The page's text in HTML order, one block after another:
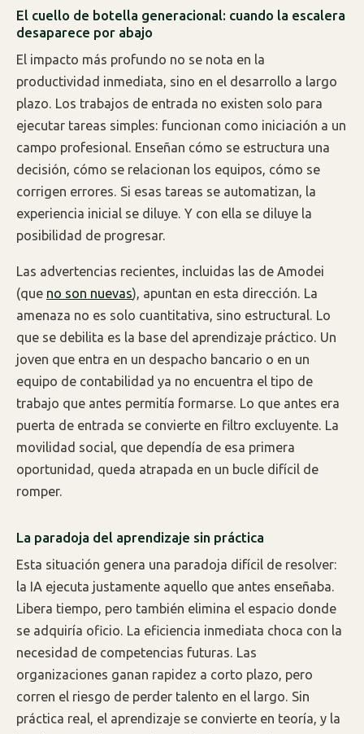
El cuello de botella generacional: cuando la escalera
desaparece por abajo
El impacto más profundo no se nota en la
productividad inmediata, sino en el desarrollo a largo
plazo. Los trabajos de entrada no existen solo para
ejecutar tareas simples: funcionan como iniciación a un
campo profesional. Enseñan cómo se estructura una
decisión, cómo se relacionan los equipos, cómo se
corrigen errores. Si esas tareas se automatizan, la
experiencia inicial se diluye. Y con ella se diluye la
posibilidad de progresar.
Las advertencias recientes, incluidas las de Amodei
(que no son nuevas), apuntan en esta dirección. La
amenaza no es solo cuantitativa, sino estructural. Lo
que se debilita es la base del aprendizaje práctico. Un
joven que entra en un despacho bancario o en un
equipo de contabilidad ya no encuentra el tipo de
trabajo que antes permitía formarse. Lo que antes era
puerta de entrada se convierte en filtro excluyente. La
movilidad social, que dependía de esa primera
oportunidad, queda atrapada en un bucle difícil de
romper.
La paradoja del aprendizaje sin práctica
Esta situación genera una paradoja difícil de resolver:
la IA ejecuta justamente aquello que antes enseñaba.
Libera tiempo, pero también elimina el espacio donde
se adquiría oficio. La eficiencia inmediata choca con la
necesidad de competencias futuras. Las
organizaciones ganan rapidez a corto plazo, pero
corren el riesgo de perder talento en el largo. Sin
práctica real, el aprendizaje se convierte en teoría, y la